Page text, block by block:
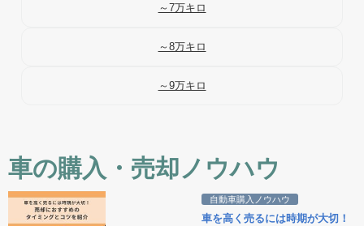
～7万キロ
～8万キロ
～9万キロ
車の購入・売却ノウハウ
自動車購入ノウハウ
車を高く売るには時期が大切！